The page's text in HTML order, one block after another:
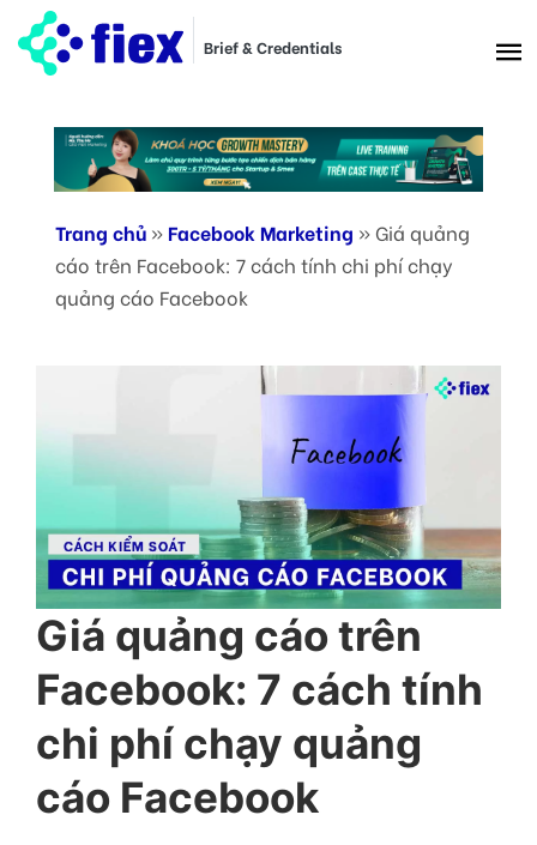
Brief & Credentials
Trang chủ » Facebook Marketing »Giá quảng
cáo trên Facebook: 7 cách tính chi phí chạy
quảng cáo Facebook
Giá quảng cáo trên
Facebook: 7 cách tính
chi phí chạy quảng
cáo Facebook